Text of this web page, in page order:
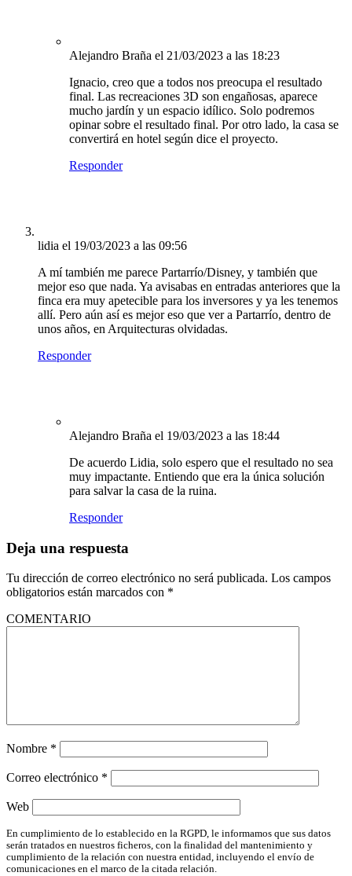
Alejandro Braña el 21/03/2023 a las 18:23
Ignacio, creo que a todos nos preocupa el resultado
final. Las recreaciones 3D son engañosas, aparece
mucho jardín y un espacio idílico. Solo podremos
opinar sobre el resultado final. Por otro lado, la casa se
convertirá en hotel según dice el proyecto.
Responder
lidia el 19/03/2023 a las 09:56
A mí también me parece Partarrío/Disney, y también que
mejor eso que nada. Ya avisabas en entradas anteriores que la
finca era muy apetecible para los inversores y ya les tenemos
allí. Pero aún así es mejor eso que ver a Partarrío, dentro de
unos años, en Arquitecturas olvidadas.
Responder
Alejandro Braña el 19/03/2023 a las 18:44
De acuerdo Lidia, solo espero que el resultado no sea
muy impactante. Entiendo que era la única solución
para salvar la casa de la ruina.
Responder
Deja una respuesta
Tu dirección de correo electrónico no será publicada. Los campos
obligatorios están marcados con *
COMENTARIO
Nombre *
Correo electrónico *
Web
En cumplimiento de lo establecido en la RGPD, le informamos que sus datos
serán tratados en nuestros ficheros, con la finalidad del mantenimiento y
cumplimiento de la relación con nuestra entidad, incluyendo el envío de
comunicaciones en el marco de la citada relación.